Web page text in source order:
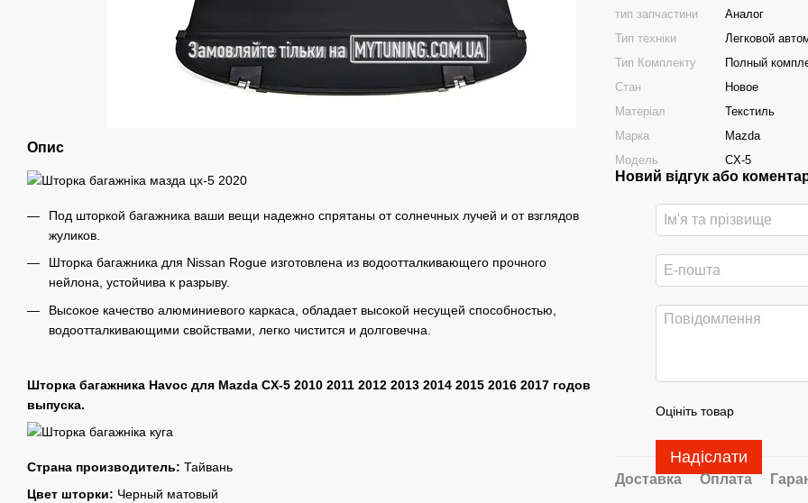
Опис
Под шторкой багажника ваши вещи надежно спрятаны от солнечных лучей и от взглядов
жуликов.
Шторка багажника для Nissan Rogue изготовлена из водоотталкивающего прочного
нейлона, устойчива к разрыву.
Высокое качество алюминиевого каркаса, обладает высокой несущей способностью,
водоотталкивающими свойствами, легко чистится и долговечна.
Шторка багажника Havoc для Mazda CX-5 2010 2011 2012 2013 2014 2015 2016 2017 годов
выпуска.
Страна производитель: Тайвань
Цвет шторки: Черный матовый
тип запчастини
Аналог
Тип техніки
Легковой
Тип Комплекту
Полный
Стан
Новое
Матеріал
Текстиль
Марка
Mazda
Модель
CX-5
Новий відгук або
Оцініть товар
Надіслати
Доставка Оплата